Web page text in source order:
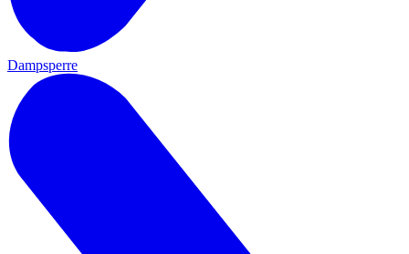
Dampsperre